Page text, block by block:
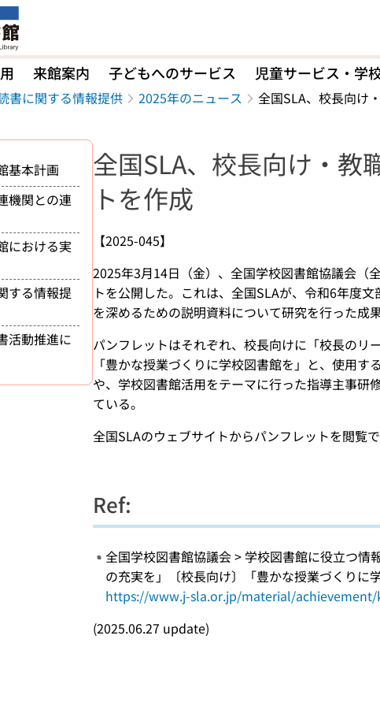
来館案内 子どもへのサービス 児童サービス・学
書に関する情報提供 2025年のニュース 全国SLA、校長向け
全国SLA、校長向け・教
トを作成
【2025-045】
2025年3月14日（金）、全国学校図書館協議会（
トを公開した。これは、全国SLAが、令和6年度
を深めるための説明資料について研究を行った成
パンフレットはそれぞれ、校長向けに「校長の
「豊かな授業づくりに学校図書館を」と、使用
や、学校図書館活用をテーマに行った指導主事研
ている。
全国SLAのウェブサイトからパンフレットを閲覧
Ref:
全国学校図書館協議会 > 学校図書館に役立つ
の充実を」〔校長向け〕「豊かな授業づくりに
https://www.j-sla.or.jp/material/
(2025.06.27 update)
基本計画
機関との連
における実
する情報提
活動推進に